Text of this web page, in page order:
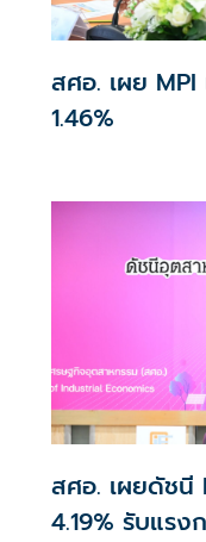
สศอ. เผย
1.46%
สศอ. เผยดัชนี
4.19% รับแร